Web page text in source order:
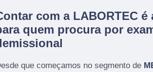
com a LABORTEC
quem procura por
que começamos no segmento de